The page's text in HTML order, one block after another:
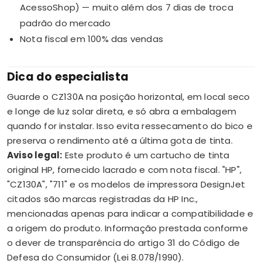
AcessoShop) — muito além dos 7 dias de troca
padrão do mercado
Nota fiscal em 100% das vendas
Dica do especialista
Guarde o CZ130A na posição horizontal, em local seco
e longe de luz solar direta, e só abra a embalagem
quando for instalar. Isso evita ressecamento do bico e
preserva o rendimento até a última gota de tinta.
Aviso legal: Este produto é um cartucho de tinta
original HP, fornecido lacrado e com nota fiscal. "HP",
"CZ130A", "711" e os modelos de impressora DesignJet
citados são marcas registradas da HP Inc.,
mencionadas apenas para indicar a compatibilidade e
a origem do produto. Informação prestada conforme
o dever de transparência do artigo 31 do Código de
Defesa do Consumidor (Lei 8.078/1990).